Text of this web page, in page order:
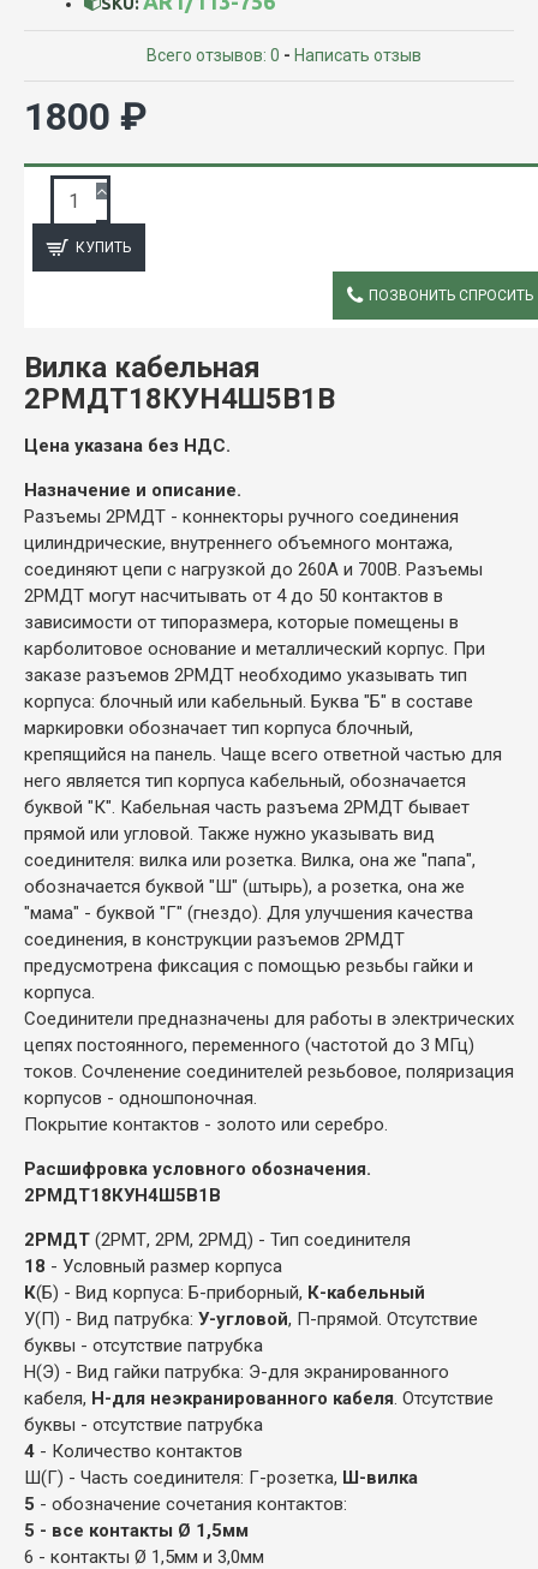
Всего отзывов: 0 - Написать отзыв
1800 ₽
КУПИТЬ
ПОЗВОНИТЬ СПРОСИТЬ
Вилка кабельная
2РМДТ18КУН4Ш5В1В
Цена указана без НДС.
Назначение и описание.
Разъемы 2РМДТ - коннекторы ручного соединения
цилиндрические, внутреннего объемного монтажа,
соединяют цепи с нагрузкой до 260А и 700В. Разъемы
2РМДТ могут насчитывать от 4 до 50 контактов в
зависимости от типоразмера, которые помещены в
карболитовое основание и металлический корпус. При
заказе разъемов 2РМДТ необходимо указывать тип
корпуса: блочный или кабельный. Буква "Б" в составе
маркировки обозначает тип корпуса блочный,
крепящийся на панель. Чаще всего ответной частью для
него является тип корпуса кабельный, обозначается
буквой "К". Кабельная часть разъема 2РМДТ бывает
прямой или угловой. Также нужно указывать вид
соединителя: вилка или розетка. Вилка, она же "папа",
обозначается буквой "Ш" (штырь), а розетка, она же
"мама" - буквой "Г" (гнездо). Для улучшения качества
соединения, в конструкции разъемов 2РМДТ
предусмотрена фиксация с помощью резьбы гайки и
корпуса.
Соединители предназначены для работы в электрических
цепях постоянного, переменного (частотой до 3 МГц)
токов. Сочленение соединителей резьбовое, поляризация
корпусов - одношпоночная.
Покрытие контактов - золото или серебро.
Расшифровка условного обозначения.
2РМДТ18КУН4Ш5В1В
2РМДТ (2РМТ, 2РМ, 2РМД) - Тип соединителя
18 - Условный размер корпуса
К(Б) - Вид корпуса: Б-приборный, К-кабельный
У(П) - Вид патрубка: У-угловой, П-прямой. Отсутствие
буквы - отсутствие патрубка
Н(Э) - Вид гайки патрубка: Э-для экранированного
кабеля, Н-для неэкранированного кабеля. Отсутствие
буквы - отсутствие патрубка
4 - Количество контактов
Ш(Г) - Часть соединителя: Г-розетка, Ш-вилка
5 - обозначение сочетания контактов:
5 - все контакты Ø 1,5мм
6 - контакты Ø 1,5мм и 3,0мм